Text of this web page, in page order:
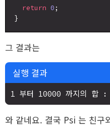
return 0 ;
그 결과는
실행 결과
와 같네요. 결국 Psi 는 친구